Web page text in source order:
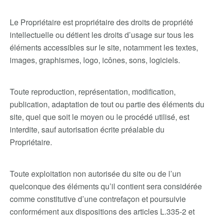
Le Propriétaire est propriétaire des droits de propriété
intellectuelle ou détient les droits d’usage sur tous les
éléments accessibles sur le site, notamment les textes,
images, graphismes, logo, icônes, sons, logiciels.
Toute reproduction, représentation, modification,
publication, adaptation de tout ou partie des éléments du
site, quel que soit le moyen ou le procédé utilisé, est
interdite, sauf autorisation écrite préalable du
Propriétaire.
Toute exploitation non autorisée du site ou de l’un
quelconque des éléments qu’il contient sera considérée
comme constitutive d’une contrefaçon et poursuivie
conformément aux dispositions des articles L.335-2 et